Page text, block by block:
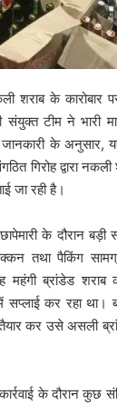
शराब के कारोबार
टीम ने भारी
के अनुसार,
गिरोह द्वारा
जा रही है।
के दौरान बड़ी
तथा पैकिंग
महंगी ब्रांडेड
सप्लाई कर रहा था।
कर उसे असली
के दौरान कुछ